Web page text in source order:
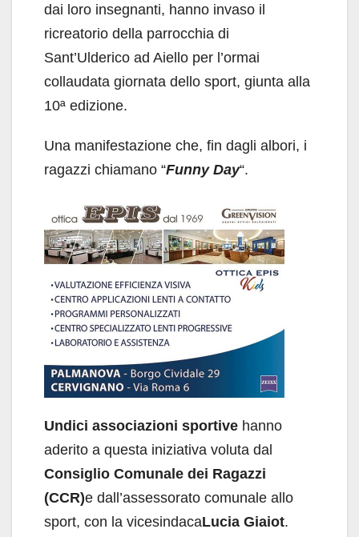
dai loro insegnanti, hanno invaso il
ricreatorio della parrocchia di
Sant’Ulderico ad Aiello per l’ormai
collaudata giornata dello sport, giunta alla
10ª edizione.
Una manifestazione che, fin dagli albori, i
ragazzi chiamano “Funny Day“.
Undici associazioni sportive hanno
aderito a questa iniziativa voluta dal
Consiglio Comunale dei Ragazzi
(CCR)e dall’assessorato comunale allo
sport, con la vicesindacaLucia Giaiot.